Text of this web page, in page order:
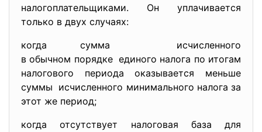
налогоплательщиками. Он уплачивается
только в двух случаях:
когда сумма исчисленного
в обычном порядке единого налога по итогам
налогового периода оказывается меньше
суммы исчисленного минимального налога за
этот же период;
когда отсутствует налоговая база для